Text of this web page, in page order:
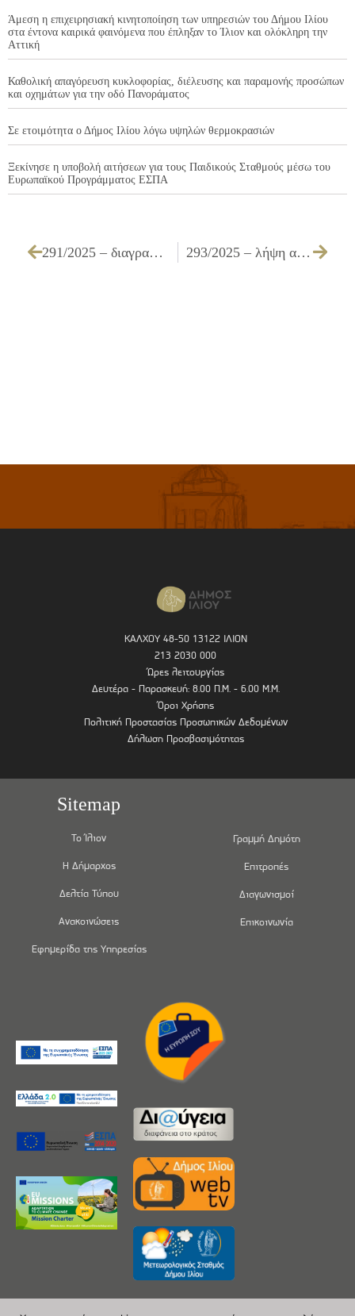
Άμεση η επιχειρησιακή κινητοποίηση των υπηρεσιών του Δήμου Ιλίου
στα έντονα καιρικά φαινόμενα που έπληξαν το Ίλιον και ολόκληρη την
Αττική
Καθολική απαγόρευση κυκλοφορίας, διέλευσης και παραμονής προσώπων
και οχημάτων για την οδό Πανοράματος
Σε ετοιμότητα ο Δήμος Ιλίου λόγω υψηλών θερμοκρασιών
Ξεκίνησε η υποβολή αιτήσεων για τους Παιδικούς Σταθμούς μέσω του
Ευρωπαϊκού Προγράμματος ΕΣΠΑ
291/2025 – διαγραφή οφειλής συνολικού ποσού 146,97 € από βεβαιωτικούς καταλόγους 293/2025 – λήψη απόφασης για εφαρμογή κυκλοφοριακής ρύθμισης «Απαγόρευσης εισόδου φορτηγών & περιορισμού μέγιστης ταχύτητας στην οδό Νίκου Ξυλούρη από οδό Ισαύρων έως οδό Παλατιανής»
ΚΑΛΧΟΥ 48-50 13122 ΙΛΙΟΝ
213 2030 000
Ώρες λειτουργίας
Δευτέρα - Παρασκευή: 8.00 Π.Μ. - 6.00 Μ.Μ.
Όροι Χρήσης
Πολιτική Προστασίας Προσωπικών Δεδομένων
Δήλωση Προσβασιμότητας
Sitemap
Το Ίλιον
Η Δήμαρχος
Δελτία Τύπου
Ανακοινώσεις
Εφημερίδα της Υπηρεσίας
Γραμμή Δημότη
Επιτροπές
Διαγωνισμοί
Επικοινωνία